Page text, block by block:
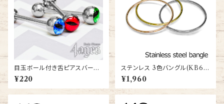
目玉ボール付き舌ピアスバーベ
ル14G(BS87-14G-SS)
¥220
ステンレス 3色バングル(KB63
148-LO-SGR)
¥1,960